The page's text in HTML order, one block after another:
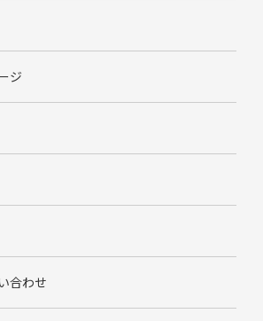
ジ
合わせ